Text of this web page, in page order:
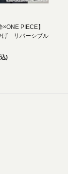
PIECE】
げ リバーシブル
)